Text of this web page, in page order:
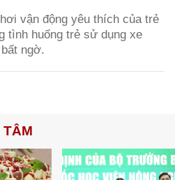
vận động yêu thích của trẻ
tình huống trẻ sử dụng xe
ngờ.
TÂM